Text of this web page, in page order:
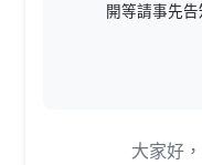
開等請事先告
大家好